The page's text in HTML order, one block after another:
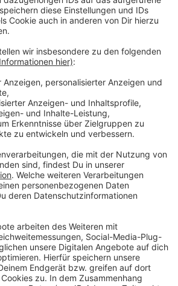
benötigen Ihre
um den YouTube
Service zu laden!
einen Service eines
um Videoinhalte
zu Ihren Aktivitäten
Bitte lesen Sie die
und stimmen Sie der
des Service zu, um dieses
Informationen
Akzeptieren